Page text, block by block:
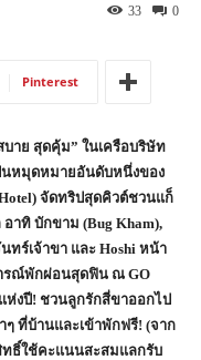
0
33
Pinterest
บาย สุดคุ้ม” ในเครือบริษัท
นหมุดหมายอันดับหนึ่งของ
จัดทริปสุดคิวต์ชวนแก็
าทิ บักขาม (Bug Kham),
ทร์เจ้าขา และ Hoshi หน้า
รณ์พักผ่อนสุดฟิน ณ GO
ห่งปี! ชวนลูกรักสี่ขาออกไป
ๆ ที่บ้านและเข้าพักฟรี! (จาก
ทธิ์ใช้คะแนนสะสมแลกรับ